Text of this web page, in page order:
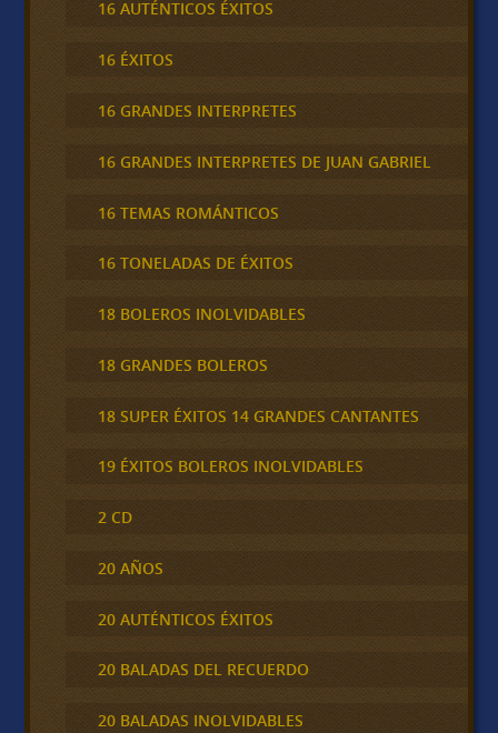
16 AUTÉNTICOS ÉXITOS
16 ÉXITOS
16 GRANDES INTERPRETES
16 GRANDES INTERPRETES DE JUAN GABRIEL
16 TEMAS ROMÁNTICOS
16 TONELADAS DE ÉXITOS
18 BOLEROS INOLVIDABLES
18 GRANDES BOLEROS
18 SUPER ÉXITOS 14 GRANDES CANTANTES
19 ÉXITOS BOLEROS INOLVIDABLES
2 CD
20 AÑOS
20 AUTÉNTICOS ÉXITOS
20 BALADAS DEL RECUERDO
20 BALADAS INOLVIDABLES